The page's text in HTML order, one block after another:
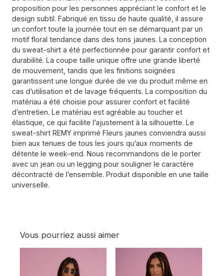
proposition pour les personnes appréciant le confort et le
design subtil. Fabriqué en tissu de haute qualité, il assure
un confort toute la journée tout en se démarquant par un
motif floral tendance dans des tons jaunes. La conception
du sweat-shirt a été perfectionnée pour garantir confort et
durabilité. La coupe taille unique offre une grande liberté
de mouvement, tandis que les finitions soignées
garantissent une longue durée de vie du produit même en
cas d’utilisation et de lavage fréquents. La composition du
matériau a été choisie pour assurer confort et facilité
d’entretien. Le matériau est agréable au toucher et
élastique, ce qui facilite l’ajustement à la silhouette. Le
sweat-shirt REMY imprimé Fleurs jaunes conviendra aussi
bien aux tenues de tous les jours qu’aux moments de
détente le week-end. Nous recommandons de le porter
avec un jean ou un legging pour souligner le caractère
décontracté de l’ensemble. Produit disponible en une taille
universelle.
Vous pourriez aussi aimer